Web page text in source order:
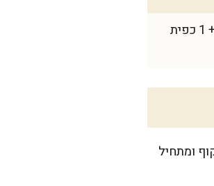
לרוטב הגשה מהיר (רשות, אבל ממכר): 2 כפות סויה (30 מ"ל) + 1 כף מיץ לימון (15 מ"ל) + 1 כפית דבש (5 מ"ל) + 1 כפית
בצל ומטגנים 6-7 דק' עד שהוא שקוף ומתחיל